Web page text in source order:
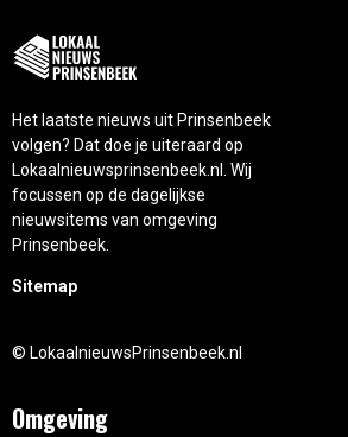
Het laatste nieuws uit Prinsenbeek
volgen? Dat doe je uiteraard op
Lokaalnieuwsprinsenbeek.nl. Wij
focussen op de dagelijkse
nieuwsitems van omgeving
Prinsenbeek.
Sitemap
© LokaalnieuwsPrinsenbeek.nl
Omgeving